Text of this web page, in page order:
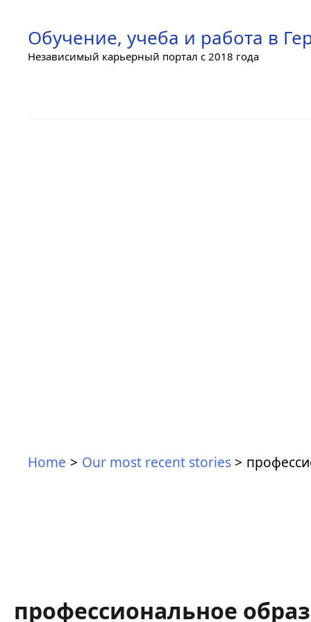
content
Обучение, учеба и работа в
Независимый карьерный портал с 2018 года
Home Our most recent stories
профессиональное